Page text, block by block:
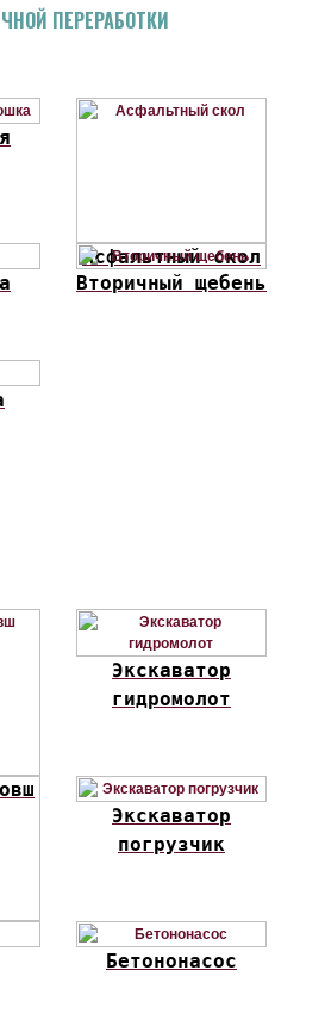
ПЕРЕРАБОТКИ
Асфальтный скол
Вторичный щебень
Экскаватор
гидромолот
Экскаватор
погрузчик
Бетононасос